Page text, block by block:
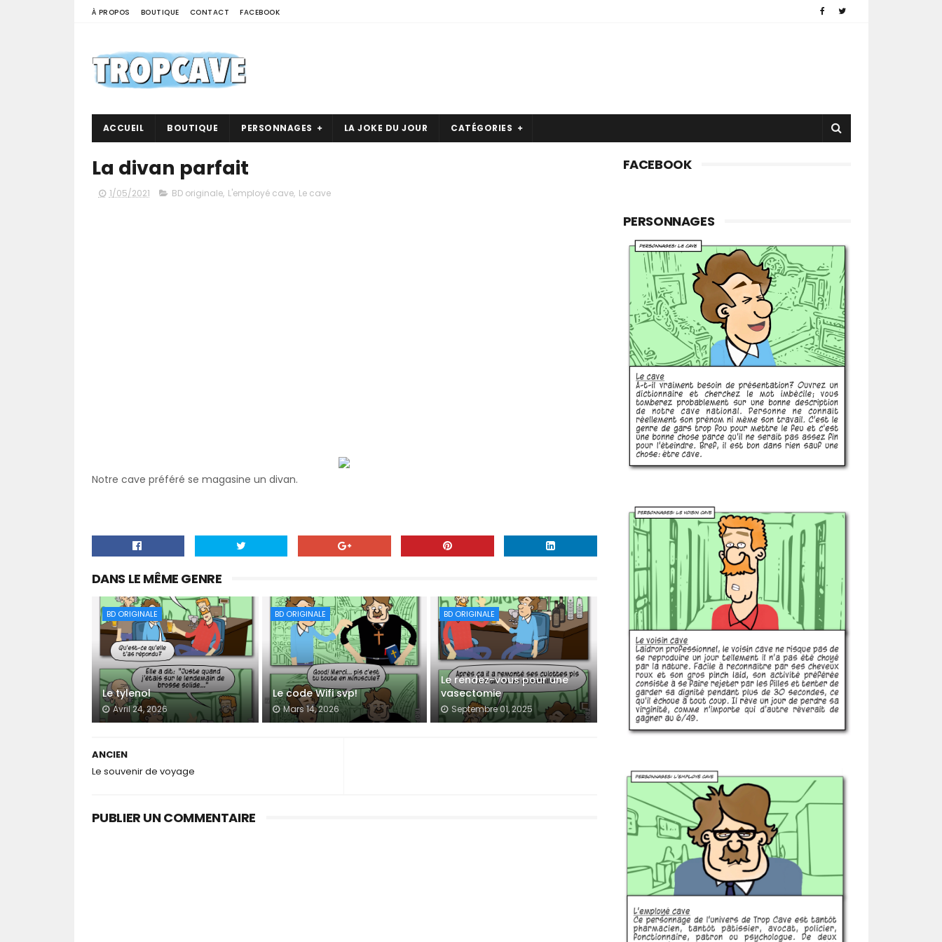
À PROPOS BOUTIQUE CONTACT FACEBOOK
ACCUEIL BOUTIQUE PERSONNAGES LA JOKE DU JOUR CATÉGORIES
La divan parfait
1/05/2021 BD originale, L'employé cave, Le cave
Notre cave préféré se magasine un divan.
DANS LE MÊME GENRE
BD ORIGINALE
Le tylenol
Avril 24, 2026
BD ORIGINALE
Le code Wifi svp!
Mars 14, 2026
BD ORIGINALE
Le rendez-vous pour une
vasectomie
Septembre 01, 2025
ANCIEN
Le souvenir de voyage
PUBLIER UN COMMENTAIRE
FACEBOOK
PERSONNAGES